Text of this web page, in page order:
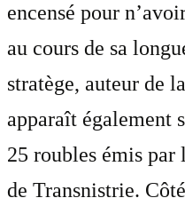
encensé pour
au cours de sa
stratège, auteur de la
apparaît également
25 roubles émis
de Transnistrie.